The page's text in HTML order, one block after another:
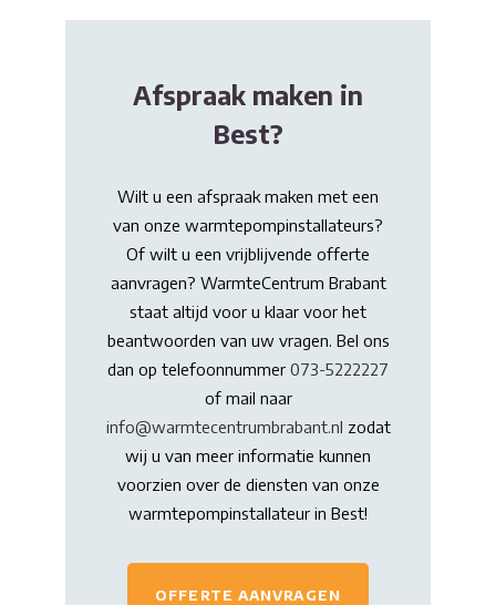
Afspraak maken in
Best?
Wilt u een afspraak maken met een
van onze warmtepompinstallateurs?
Of wilt u een vrijblijvende offerte
aanvragen? WarmteCentrum Brabant
staat altijd voor u klaar voor het
beantwoorden van uw vragen. Bel ons
dan op telefoonnummer 073-5222227
of mail naar
info@warmtecentrumbrabant.nl zodat
wij u van meer informatie kunnen
voorzien over de diensten van onze
warmtepompinstallateur in Best!
OFFERTE AANVRAGEN